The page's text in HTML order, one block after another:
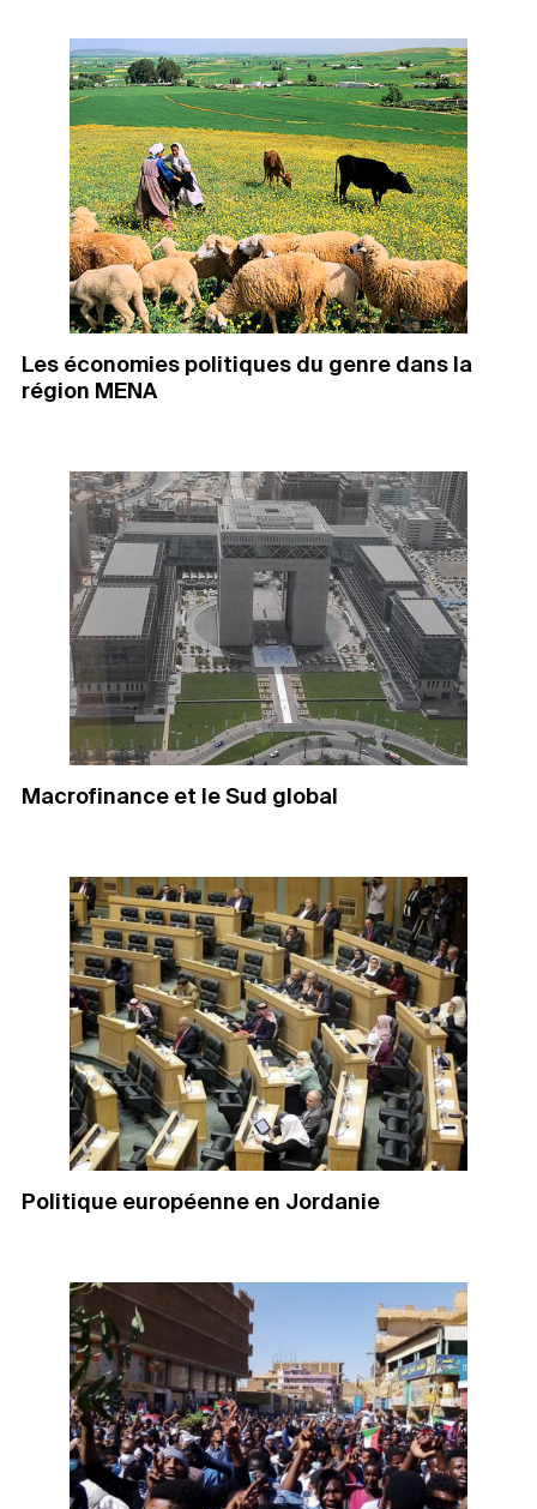
Les économies politiques du genre dans la
région MENA
Macrofinance et le Sud global
Politique européenne en Jordanie